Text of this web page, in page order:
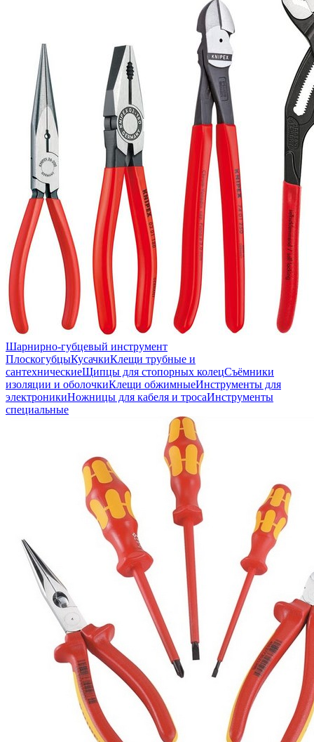
Шарнирно-губцевый инструмент
ПлоскогубцыКусачкиКлещи трубные и
сантехническиеЩипцы для стопорных колецСъёмники
изоляции и оболочкиКлещи обжимныеИнструменты для
электроникиНожницы для кабеля и тросаИнструменты
специальные